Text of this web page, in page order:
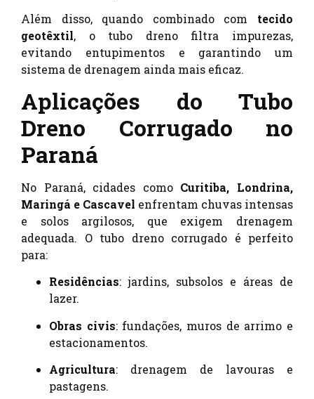
Além disso, quando combinado com tecido
geotêxtil, o tubo dreno filtra impurezas,
evitando entupimentos e garantindo um
sistema de drenagem ainda mais eficaz.
Aplicações do Tubo
Dreno Corrugado no
Paraná
No Paraná, cidades como Curitiba, Londrina,
Maringá e Cascavel enfrentam chuvas intensas
e solos argilosos, que exigem drenagem
adequada. O tubo dreno corrugado é perfeito
para:
Residências: jardins, subsolos e áreas de
lazer.
Obras civis: fundações, muros de arrimo e
estacionamentos.
Agricultura: drenagem de lavouras e
pastagens.